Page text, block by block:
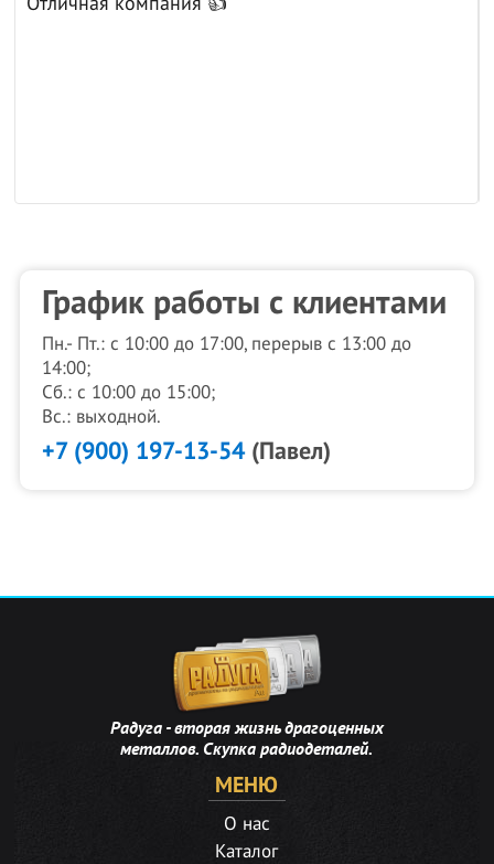
График работы с клиентами
Пн.- Пт.: с 10:00 до 17:00, перерыв с 13:00 до
14:00;
Сб.: с 10:00 до 15:00;
Вс.: выходной.
+7 (900) 197-13-54(Павел)
Радуга - вторая жизнь драгоценных
металлов. Скупка радиодеталей.
МЕНЮ
О нас
Каталог